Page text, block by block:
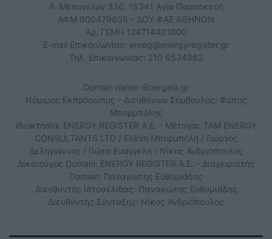
Λ. Μεσογείων 336, 15341 Αγία Παρασκευή
ΑΦΜ 800479805 - ΔΟΥ ΦΑΕ ΑΘΗΝΩΝ
Αρ. ΓΕΜΗ 124714401000
E-mail Επικοινωνίας: enreg@energyregister.gr
Τηλ. Επικοινωνίας: 210 6534882
Domain name: iEnergeia.gr
Νόμιμος Εκπρόσωπος - Διευθύνων Σύμβουλος: Φώτης
Μπορμπόλης
Ιδιοκτησία: ENERGY REGISTER Α.Ε. - Μέτοχοι: TAM ENERGY
CONSULTANTS LTD / Ελένη Μπορμπόλη / Γιώργος
Δεληγιάννης / Γιώτα Ευαγγελή / Νίκος Ανδριόπουλος
Δικαιούχος Domain: ENERGY REGISTER Α.Ε. - Διαχειριστής
Domain: Παναγιώτης Ευθυμιάδης
Διευθυντής Ιστοσελίδας: Παναγιώτης Ευθυμιάδης
Διευθυντής Σύνταξης: Νίκος Ανδριόπουλος